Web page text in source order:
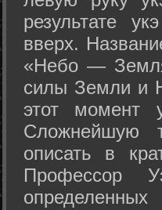
результате
вверх.
«Небо —
силы Земли и
этот момент
Сложнейшую
описать в
Профессор